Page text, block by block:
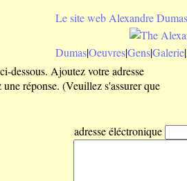
Le site web Alexandre
Dumas|Oeuvres|Gens|Galerie|
dessous. Ajoutez votre adresse
réponse. (Veuillez s'assurer que
adresse éléctronique